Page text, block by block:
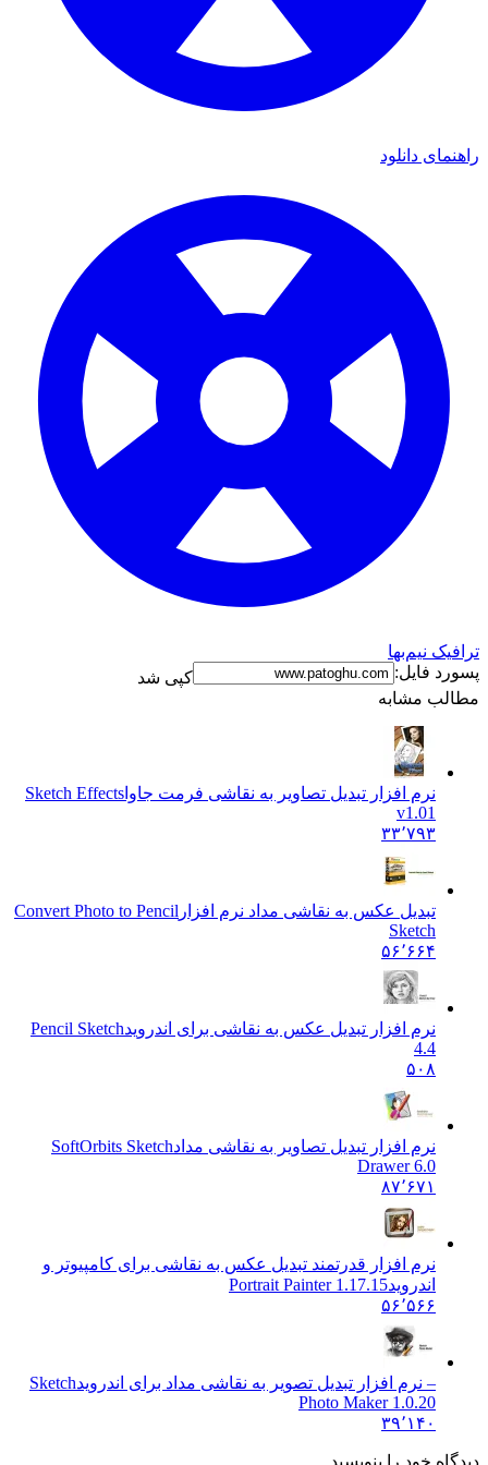
دانلود
نیم‌بها
فایل:
کپی شد
مشابه
نرم افزار تبدیل تصاویر به نقاشی فرمت جاواSketch Effects
۳۳٬۷۹۳
تبدیل عکس به نقاشی مداد نرم افزارConvert Photo to Pencil
۵۶٬۶۶۴
نرم افزار تبدیل عکس به نقاشی برای اندروید Pencil Sketch
نرم افزار تبدیل تصاویر به نقاشی مدادSoftOrbits Sketch
Drawer 6.0
۸۷٬۶۷۱
نرم افزار قدرتمند تبدیل عکس به نقاشی برای کامپیوتر و
Portrait Painter 1.17.15
۵۶٬۵۶۶
– نرم افزار تبدیل تصویر به نقاشی مداد برای اندروید Sketch
Photo Maker 1.0.20
۳۹٬۱۴۰